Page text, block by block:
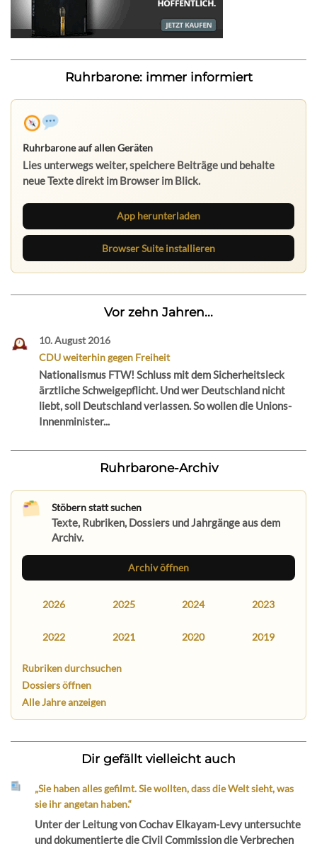
Ruhrbarone: immer informiert
Ruhrbarone auf allen Geräten
Lies unterwegs weiter, speichere Beiträge und behalte
neue Texte direkt im Browser im Blick.
App herunterladen
Browser Suite installieren
Vor zehn Jahren...
10. August 2016
CDU weiterhin gegen Freiheit
Nationalismus FTW! Schluss mit dem Sicherheitsleck
ärztliche Schweigepflicht. Und wer Deutschland nicht
liebt, soll Deutschland verlassen. So wollen die Unions-
Innenminister...
Ruhrbarone-Archiv
Stöbern statt suchen
Texte, Rubriken, Dossiers und Jahrgänge aus dem
Archiv.
Archiv öffnen
2026 2025 2024 2023
2022 2021 2020 2019
Rubriken durchsuchen
Dossiers öffnen
Alle Jahre anzeigen
Dir gefällt vielleicht auch
„Sie haben alles gefilmt. Sie wollten, dass die Welt sieht, was
sie ihr angetan haben.“
Unter der Leitung von Cochav Elkayam-Levy untersuchte
und dokumentierte die Civil Commission die Verbrechen